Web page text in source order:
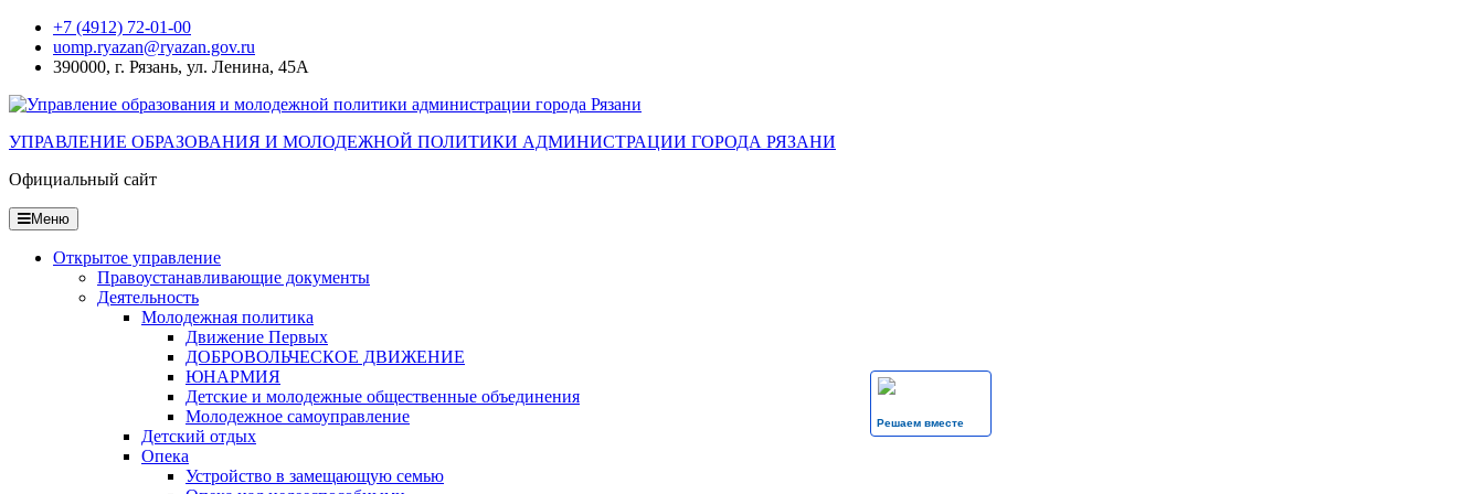
Перейти
содержанию
+7 (4912) 72-01-00
uomp.ryazan@ryazan.gov.ru
390000, г. Рязань, ул. Ленина, 45А
Решаем вместе
УПРАВЛЕНИЕ ОБРАЗОВАНИЯ И МОЛОДЕЖНОЙ ПОЛИТИКИ АДМИНИСТРАЦИИ ГОРОДА РЯЗАНИ
Официальный сайт
Меню
Открытое управление
Правоустанавливающие документы
Деятельность
Молодежная политика
Движение Первых
ДОБРОВОЛЬЧЕСКОЕ ДВИЖЕНИЕ
ЮНАРМИЯ
Детские и молодежные общественные объединения
Молодежное самоуправление
Детский отдых
Опека
Устройство в замещающую семью